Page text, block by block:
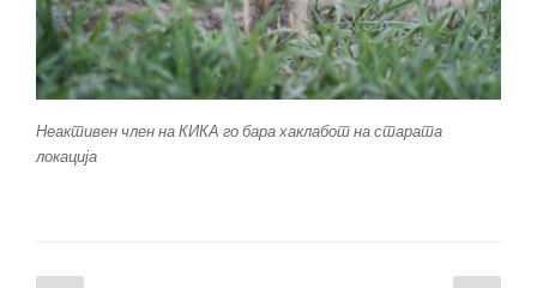
Неактивен член на КИКА го бара хаклабот на старата
локација